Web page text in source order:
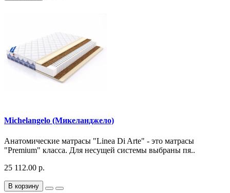
Michelangelo (Микеланджело)
Анатомические матрасы "Linea Di Arte" - это матрасы
"Premium" класса. Для несущей системы выбраны пя..
25 112.00 р.
В корзину